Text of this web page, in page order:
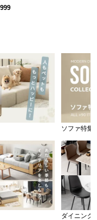
ール 4段階高さ調節 サイドフ
ソファ特集
ダイニング